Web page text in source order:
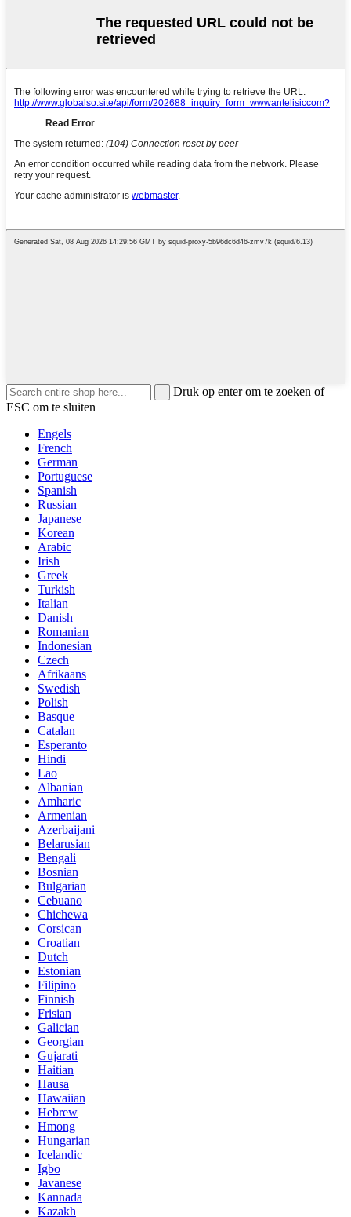
Druk op enter om te zoeken of
ESC om te sluiten
Engels
French
German
Portuguese
Spanish
Russian
Japanese
Korean
Arabic
Irish
Greek
Turkish
Italian
Danish
Romanian
Indonesian
Czech
Afrikaans
Swedish
Polish
Basque
Catalan
Esperanto
Hindi
Lao
Albanian
Amharic
Armenian
Azerbaijani
Belarusian
Bengali
Bosnian
Bulgarian
Cebuano
Chichewa
Corsican
Croatian
Dutch
Estonian
Filipino
Finnish
Frisian
Galician
Georgian
Gujarati
Haitian
Hausa
Hawaiian
Hebrew
Hmong
Hungarian
Icelandic
Igbo
Javanese
Kannada
Kazakh